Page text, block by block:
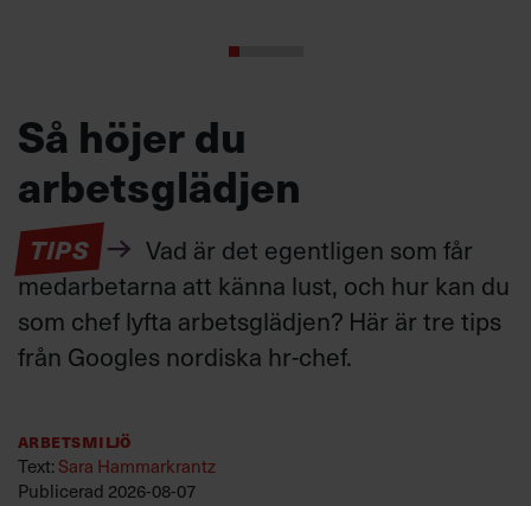
Så höjer du
arbetsglädjen
TIPS
Vad är det egentligen som får
medarbetarna att känna lust, och hur kan du
som chef lyfta arbetsglädjen? Här är tre tips
från Googles nordiska hr-chef.
Arbetsmiljö
Text:Sara Hammarkrantz
Publicerad 2026-08-07